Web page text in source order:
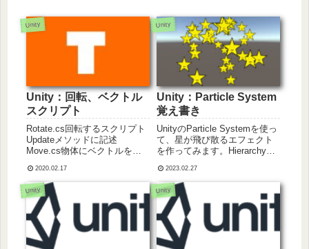
Unity
Unity：回転、ベクトル
スクリプト
Rotate.cs回転するスクリプト
Updateメソッドに記述
Move.cs物体にベクトルを加
トにRigitbodyを追加して実行
してくださいStartメソッドに
記述
2020.02.17
Unity
Unity：Particle System
覚え書き
UnityのParticle Systemを使っ
て、星が飛び散るエフェクト
を作ってみます。Hierarchy
System をシーンに配置
Particle Systemの設定
Duration終わるまで...
2023.02.27
Unity Unity